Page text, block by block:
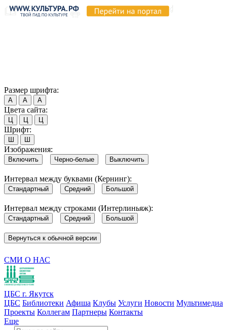
Размер шрифта:
А А А
Цвета сайта:
Ц Ц Ц
Шрифт:
Ш Ш
Изображения:
Включить Черно-белые Выключить
Интервал между буквами (Кернинг):
Стандартный Средний Большой
Интервал между строками (Интерлиньяж):
Стандартный Средний Большой
Вернуться к обычной версии
СМИ О НАС
ЦБС г. Якутск
ЦБС Библиотеки Афиша Клубы Услуги Новости Мультимедиа
Проекты Коллегам Партнеры Контакты
Еще